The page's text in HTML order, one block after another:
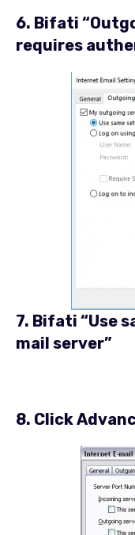
6. Bifati “
requires
7. Bifati “Use
mail server”
8. Click